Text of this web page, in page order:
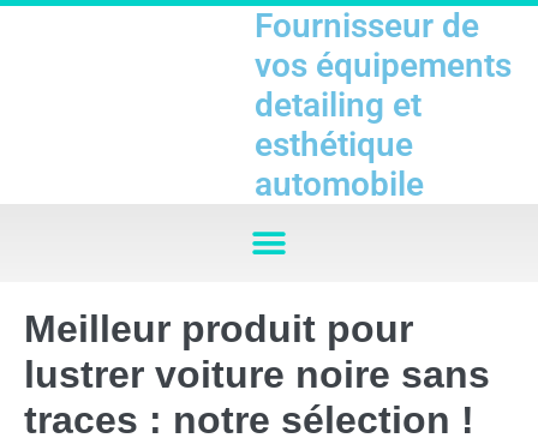
Fournisseur de
vos équipements
detailing et
esthétique
automobile
Meilleur produit pour
lustrer voiture noire sans
traces : notre sélection !